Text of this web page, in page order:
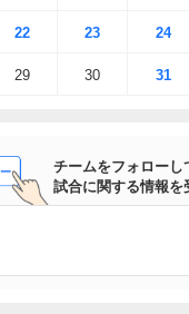
22 23 24
29 30 31
チームをフォローし
試合に関する情報を